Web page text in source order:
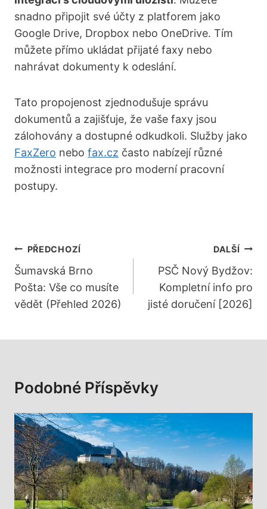
snadno připojit své účty z platforem jako
Google Drive, Dropbox nebo OneDrive. Tím
můžete přímo ukládat přijaté faxy nebo
nahrávat dokumenty k odeslání.
Tato propojenost zjednodušuje správu
dokumentů a zajišťuje, že vaše faxy jsou
zálohovány a dostupné odkudkoli. Služby jako
FaxZero nebo fax.cz často nabízejí různé
možnosti integrace pro moderní pracovní
postupy.
Navigace
Pro
Příspěvek
PŘEDCHOZÍ
Šumavská Brno
Pošta: Vše co musíte
vědět (Přehled 2026)
DALŠÍ
PSČ Nový Bydžov:
Kompletní info pro
jisté doručení [2026]
Podobné Příspěvky